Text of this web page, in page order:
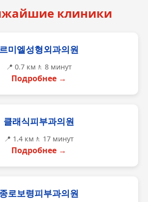
клиники
르미엘성형외과의원
📍 0.7 км 🚶 8 минут
Подробнее →
클래식피부과의원
📍 1.4 км 🚶 17 минут
Подробнее →
종로보령피부과의원